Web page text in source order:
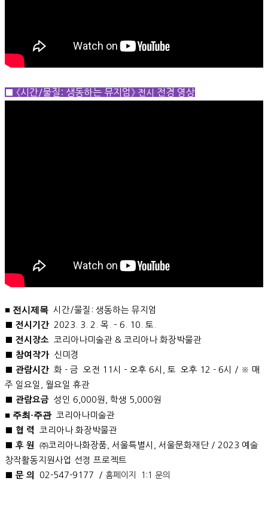
■ 《시간/물질: 생동하는 뮤지엄》 전 시 전경 영상
■ 전시제목 시간/물질: 생동하는 뮤지엄
■ 전시기간 2023. 3. 2. 목. – 6. 10. 토.
■ 전시장소 코리아나미술관 & 코리아나 화장박물관
■ 참여작가 신미경
■ 관람시간 화 - 금 오전 11시 – 오후 6시, 토 오후 12 - 6시 / ※ 매
주 일요일, 월요일 휴관
■ 관람요금 성인 6,000원, 학생 5,000원
■ 주최·주관코리아나미술관
■ 협 력 코리아나 화장박물관
■ 후 원
㈜코리아나화장품, 서울특별시, 서울문화재단 / 2023 예술
창작활동지원사업 선정 프로젝트
■ 문 의 02-547-9177 / 홈페이지 1:1 문의